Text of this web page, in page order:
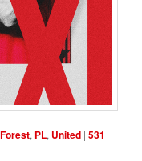
Forest, PL, United |531